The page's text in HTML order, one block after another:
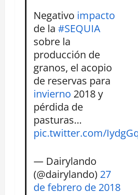
Negativo impacto
de la #SEQUIA
sobre la
producción de
granos, el acopio
de reservas para
invierno 2018 y
pérdida de
pasturas…
pic.twitter.com/
— Dairylando
(@dairylando) 27
de febrero de 2018